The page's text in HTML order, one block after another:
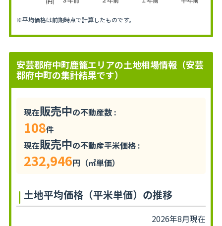
※平均価格は前期時点で計算したものです。
安芸郡府中町鹿籠エリアの土地相場情報（安芸
郡府中町の集計結果です）
現在販売中の不動産数 :
108件
現在販売中の不動産平米価格 :
232,946円（㎡単価）
土地平均価格（平米単価）の推移
2026年8月現在